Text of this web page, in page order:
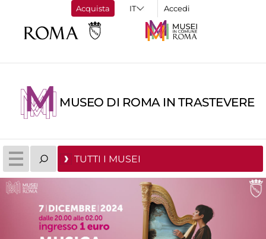
Acquista Accedi
MUSEO DI ROMA IN TRASTEVERE
TUTTI I MUSEI